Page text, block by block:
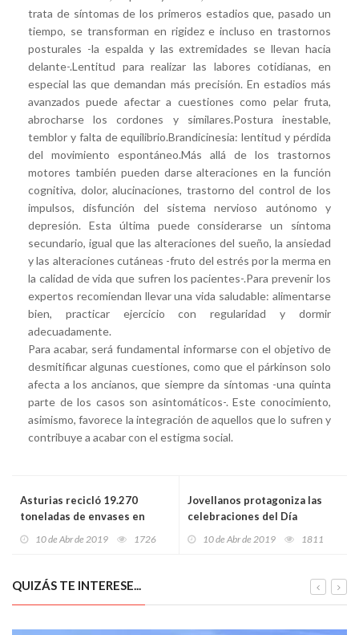
trata de síntomas de los primeros estadios que, pasado un
tiempo, se transforman en rigidez e incluso en trastornos
posturales -la espalda y las extremidades se llevan hacia
delante-.Lentitud para realizar las labores cotidianas, en
especial las que demandan más precisión. En estadios más
avanzados puede afectar a cuestiones como pelar fruta,
abrocharse los cordones y similares.Postura inestable,
temblor y falta de equilibrio.Brandicinesia: lentitud y pérdida
del movimiento espontáneo.Más allá de los trastornos
motores también pueden darse alteraciones en la función
cognitiva, dolor, alucinaciones, trastorno del control de los
impulsos, disfunción del sistema nervioso autónomo y
depresión. Esta última puede considerarse un síntoma
secundario, igual que las alteraciones del sueño, la ansiedad
y las alteraciones cutáneas -fruto del estrés por la merma en
la calidad de vida que sufren los pacientes-.Para prevenir los
expertos recomiendan llevar una vida saludable: alimentarse
bien, practicar ejercicio con regularidad y dormir
adecuadamente.
Para acabar, será fundamental informarse con el objetivo de
desmitificar algunas cuestiones, como que el párkinson solo
afecta a los ancianos, que siempre da síntomas -una quinta
parte de los casos son asintomáticos-. Este conocimiento,
asimismo, favorece la integración de aquellos que lo sufren y
contribuye a acabar con el estigma social.
Asturias recicló 19.270
toneladas de envases en
10 de Abr de 2019 1726
Jovellanos protagoniza las
celebraciones del Día
10 de Abr de 2019 1811
QUIZÁS TE INTERESE...